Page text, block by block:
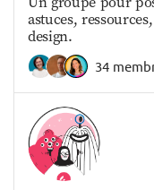
astuces,
design.
34